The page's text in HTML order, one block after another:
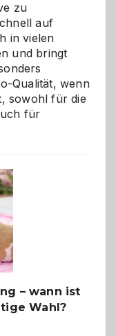
zu
auf
in vielen
und bringt
Qualität, wenn
sowohl für die
für
– wann ist
Wahl?